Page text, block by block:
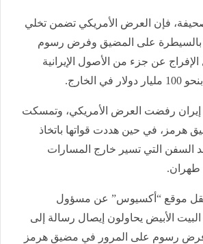
فإن العرض الأمريكي تضمن تخلي
بالسيطرة على المضيق وفرض رسوم
عن جزء من الأصول الإيرانية
الخارج.
إيران رفضت العرض الأمريكي، وتمسكت
هرمز، في حين هددت قواتها باتخاذ
السفن التي تسير خارج المسارات
طهران.
نقل موقع “أكسيوس” عن مسؤول
الأبيض يحاولون إيصال رسالة إلى
فرض رسوم على المرور في مضيق هرمز